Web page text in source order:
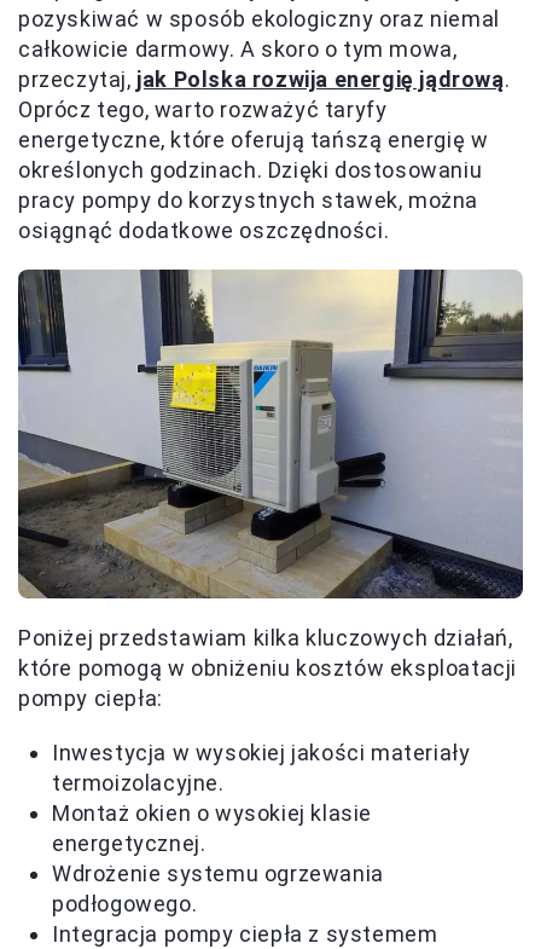
pozyskiwać w sposób ekologiczny oraz niemal
całkowicie darmowy. A skoro o tym mowa,
przeczytaj, jak Polska rozwija energię jądrową.
Oprócz tego, warto rozważyć taryfy
energetyczne, które oferują tańszą energię w
określonych godzinach. Dzięki dostosowaniu
pracy pompy do korzystnych stawek, można
osiągnąć dodatkowe oszczędności.
Poniżej przedstawiam kilka kluczowych działań,
które pomogą w obniżeniu kosztów eksploatacji
pompy ciepła:
Inwestycja w wysokiej jakości materiały
termoizolacyjne.
Montaż okien o wysokiej klasie
energetycznej.
Wdrożenie systemu ogrzewania
podłogowego.
Integracja pompy ciepła z systemem